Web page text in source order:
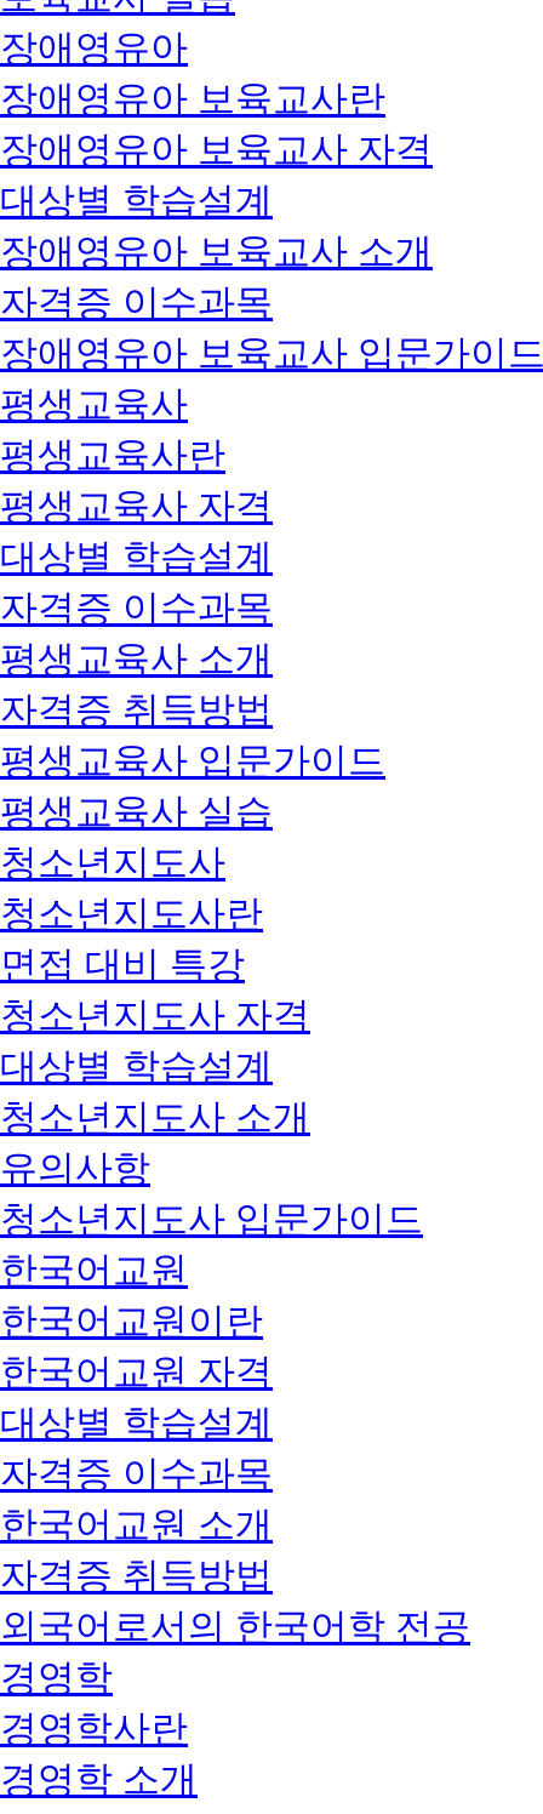
장애영유아
장애영유아 보육교사란
장애영유아 보육교사 자격
대상별 학습설계
장애영유아 보육교사 소개
자격증 이수과목
장애영유아 보육교사 입문가이
평생교육사
평생교육사란
평생교육사 자격
대상별 학습설계
자격증 이수과목
평생교육사 소개
자격증 취득방법
평생교육사 입문가이드
평생교육사 실습
청소년지도사
청소년지도사란
면접 대비 특강
청소년지도사 자격
대상별 학습설계
청소년지도사 소개
유의사항
청소년지도사 입문가이드
한국어교원
한국어교원이란
한국어교원 자격
대상별 학습설계
자격증 이수과목
한국어교원 소개
자격증 취득방법
외국어로서의 한국어학 전공
경영학
경영학사란
경영학 소개